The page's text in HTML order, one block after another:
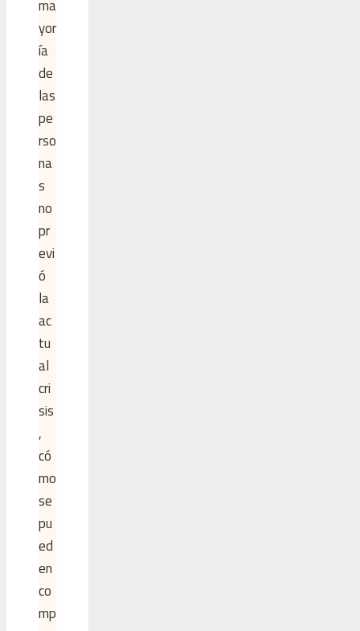
ma
yor
ía
de
las
pe
rso
na
s
no
pr
evi
ó
la
ac
tu
al
cri
sis
,
có
mo
se
pu
ed
en
co
mp